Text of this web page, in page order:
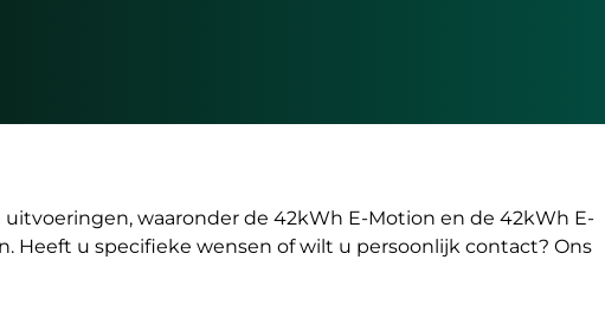
waaronder de 42kWh E-Motion en de 42kWh E-
Heeft u specifieke wensen of wilt u persoonlijk contact? Ons